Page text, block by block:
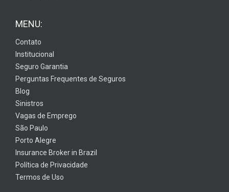
MENU:
Contato
Institucional
Seguro Garantia
Perguntas Frequentes de Seguros
Blog
Sinistros
Vagas de Emprego
São Paulo
Porto Alegre
Insurance Broker in Brazil
Política de Privacidade
Termos de Uso